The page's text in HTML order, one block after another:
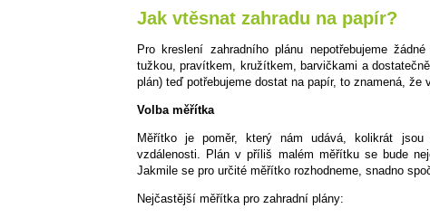
Jak vtěsnat zahradu na papír?
Pro kreslení zahradního plánu nepotřebujeme
tužkou, pravítkem, kružítkem, barvičkami a
plán) teď potřebujeme dostat na papír, to znamená, že
Volba měřítka
Měřítko je poměr, který nám udává, kolikrát
vzdálenosti. Plán v příliš malém měřítku se bude
Jakmile se pro určité měřítko rozhodneme, snadno
Nejčastější měřítka pro zahradní plány: